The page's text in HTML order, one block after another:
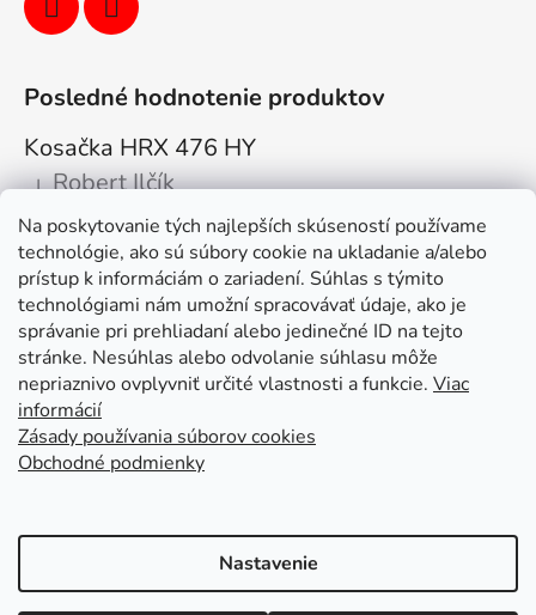
Na poskytovanie tých najlepších skúseností používame
technológie, ako sú súbory cookie na ukladanie a/alebo
prístup k informáciám o zariadení. Súhlas s týmito
technológiami nám umožní spracovávať údaje, ako je
správanie pri prehliadaní alebo jedinečné ID na tejto
stránke. Nesúhlas alebo odvolanie súhlasu môže
nepriaznivo ovplyvniť určité vlastnosti a funkcie. Viac
informácií
Zásady používania súborov cookies
Obchodné podmienky
Nastavenie
Posledné hodnotenie produktov
Kosačka HRX 476 HY
Hodnotenie produktu je 5 z 5 hviezdičiek.
| Robert Ilčík
Super. Odporúčam
Facebook
Kolex, s.r.o. - webstránka
Honda Linked In Youtube KOLEX